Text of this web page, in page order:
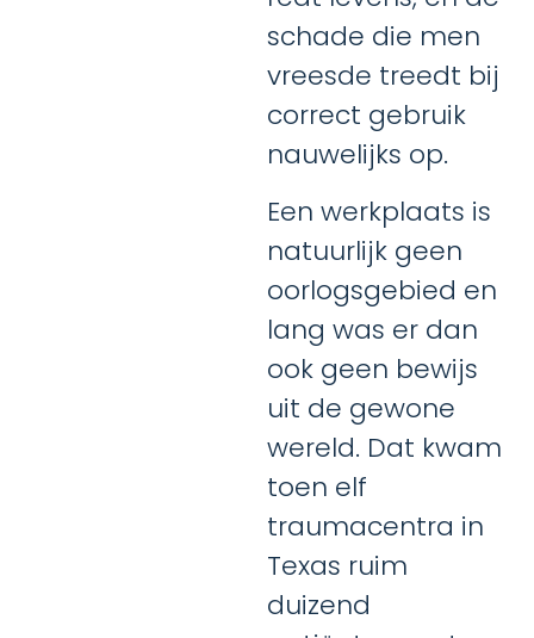
schade die men
vreesde treedt bij
correct gebruik
nauwelijks op.
Een werkplaats is
natuurlijk geen
oorlogsgebied en
lang was er dan
ook geen bewijs
uit de gewone
wereld. Dat kwam
toen elf
traumacentra in
Texas ruim
duizend